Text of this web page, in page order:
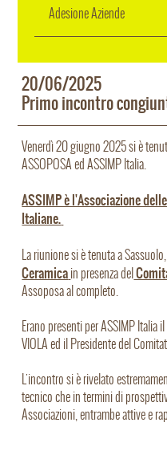
Adesione Aziende
20/06/2025
Primo incontro
Venerdì 20 giugno 2025 si è
ASSOPOSA ed ASSIMP Italia.
ASSIMP è l'Associazione
Italiane.
La riunione si è tenuta a
Ceramicain presenza del
Assoposa al completo.
Erano presenti per ASSIMP Italia
VIOLA ed il Presidente del
L'incontro si è rivelato
tecnico che in termini di
Associazioni, entrambe attive e